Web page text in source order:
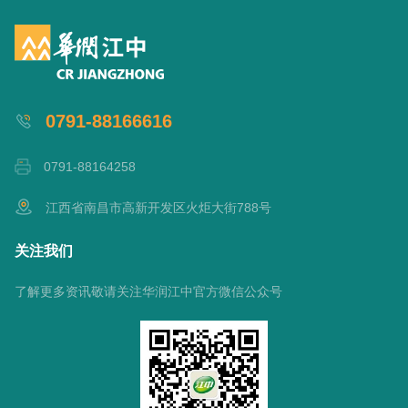
0791-88166616
0791-88164258
江西省南昌市高新开发区火炬大街788号
关注我们
了解更多资讯敬请关注华润江中官方微信公众号